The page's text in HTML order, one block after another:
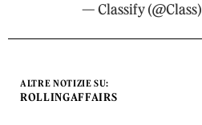
— Classify (@Class)
ALTRE NOTIZIE SU:
ROLLINGAFFAIRS